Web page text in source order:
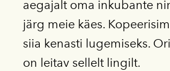
aegajalt oma inkubante
järg meie käes.
siia kenasti lugemiseks.
on leitav sellelt lingilt.